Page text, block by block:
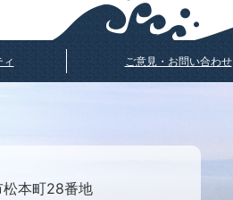
ご意見・お問い合わせ
本町28番地